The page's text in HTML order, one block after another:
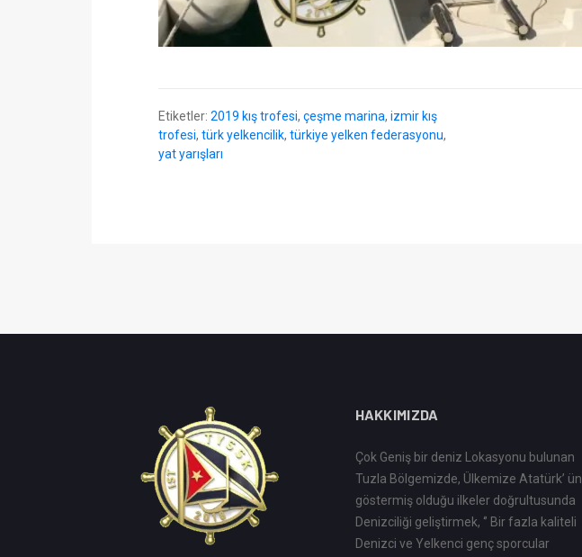
Etiketler:2019 kış trofesi,çeşme marina,izmir kış
trofesi,türk yelkencilik,türkiye yelken federasyonu,
yat yarışları
HAKKIMIZDA
Çok Geniş bir deniz Lokasyonu bulunan
Tuzla Bölgemizde, Ülkemize Atatürk’ ün
göstermiş olduğu ilkeler doğrultusunda
Denizciliği geliştirmek, ‘’ Bir fazla kaliteli
Denizci ve Yelkenci genç sporcular